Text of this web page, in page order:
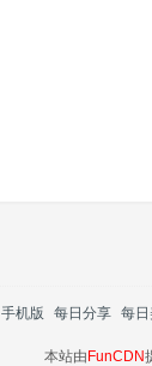
手机版 每日分享 每日
本站由FunCDN